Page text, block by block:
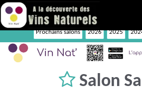
Prochains salons 2026 2025
Salon